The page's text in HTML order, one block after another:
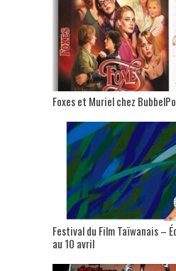
Foxes et Muriel chez
Festival du Film Taïwanais –
au 10 avril